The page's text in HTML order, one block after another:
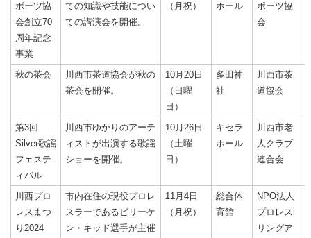
ポーツ協
会創立70
周年記念
事業
ての知識や技能につい
ての講演会を開催。
（月祝）
ホール
ポーツ協
会
秋の茶会
川西市茶道協会が秋の
茶会を開催。
10月20日
（日曜
日）
多田神
社
川西市茶
道協会
第3回
Silver歌謡
フェステ
ィバル
川西市ゆかりのアーテ
ィストが出演する歌謡
ショーを開催。
10月26日
（土曜
日）
キセラ
ホール
川西市老
人クラブ
連合会
川西プロ
レスまつ
り2024
市内在住の現役プロレ
スラーであるビリーケ
ン・キッド選手が主催
11月4日
（月祝）
総合体
育館
NPO法人
プロレス
リングア